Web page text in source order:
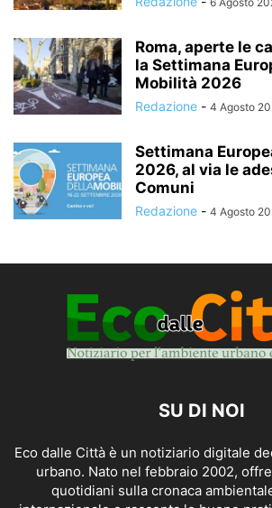
Roma, aperte le
la Settimana
Mobilità 2026
Redazione - 4 Agosto
Settimana
2026, al via le
Comuni
Redazione - 4 Agosto
SU DI NOI
Eco dalle Città è un notiziario digitale
urbano. Nato nel febbraio 2002,
quotidiani sulla cronaca